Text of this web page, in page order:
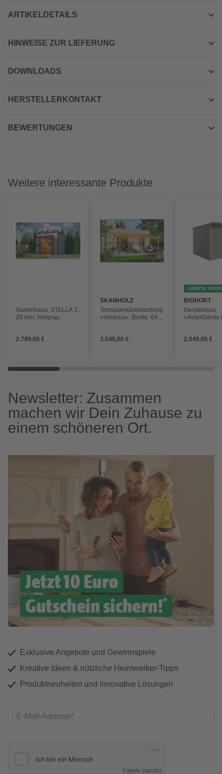
ARTIKELDETAILS
HINWEISE ZUR LIEFERUNG
DOWNLOADS
HERSTELLERKONTAKT
BEWERTUNGEN
Weitere interessante Produkte
Gartenhaus, STELLA 2,
28 mm, hellgrau
2.799,00 €
SKANHOLZ
Terrassenüberdachung
»Venezia«, Breite: 648
3.549,00 €
GRATIS
BIOHORT
Gerätehaus
»AvantGarde
Stahl
2.049,00 €
Newsletter: Zusammen
machen wir Dein Zuhause zu
einem schöneren Ort.
Exklusive Angebote und Gewinnspiele
Kreative Ideen & nützliche Heimwerker-Tipps
Produktneuheiten und innovative Lösungen
E-Mail-Adresse
Friendly Captcha